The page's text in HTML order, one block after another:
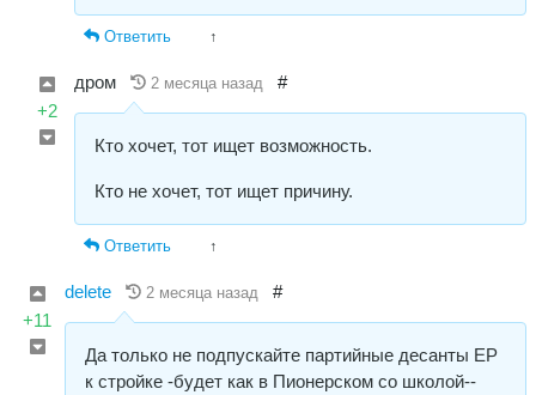
Ответить ↑
+2
дром 2 месяца назад #
Кто хочет, тот ищет возможность.
Кто не хочет, тот ищет причину.
Ответить ↑
+11
delete 2 месяца назад #
Да только не подпускайте партийные десанты ЕР
к стройке -будет как в Пионерском со школой--